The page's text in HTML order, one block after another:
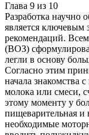
Глава 9 из 10
Разработка научно
является ключевым
рекомендаций.
(ВОЗ)
легли в основу
Согласно этим
начала знакомства
молока или смеси,
этому моменту у
пищеварительная
необходимые